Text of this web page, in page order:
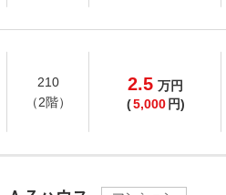
210
（2階）
2.5 万円
(5,000 円)